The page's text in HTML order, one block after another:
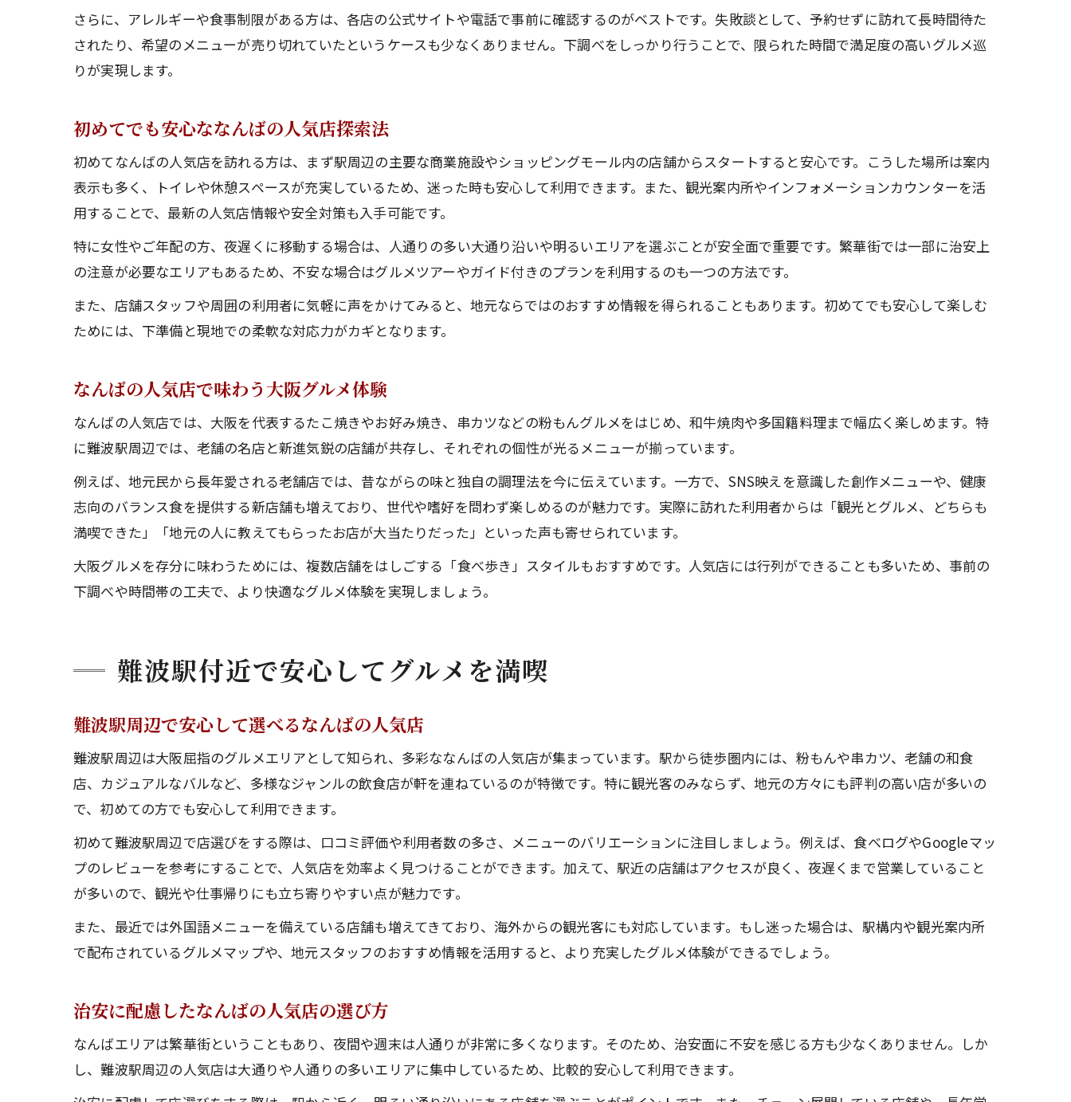
実体験でわかるなんばの人気店の魅力とは
地元評価が高いなんばの人気店の特徴分析
さらに、アレルギーや食事制限がある方は、各店の公式サイトや電話で事前に確認するのがベストです。失敗談として、予約せずに訪れて長時間待た
されたり、希望のメニューが売り切れていたというケースも少なくありません。下調べをしっかり行うことで、限られた時間で満足度の高いグルメ巡
りが実現します。
初めてでも安心ななんばの人気店探索法
初めてなんばの人気店を訪れる方は、まず駅周辺の主要な商業施設やショッピングモール内の店舗からスタートすると安心です。こうした場所は案内
表示も多く、トイレや休憩スペースが充実しているため、迷った時も安心して利用できます。また、観光案内所やインフォメーションカウンターを活
用することで、最新の人気店情報や安全対策も入手可能です。
特に女性やご年配の方、夜遅くに移動する場合は、人通りの多い大通り沿いや明るいエリアを選ぶことが安全面で重要です。繁華街では一部に治安上
の注意が必要なエリアもあるため、不安な場合はグルメツアーやガイド付きのプランを利用するのも一つの方法です。
また、店舗スタッフや周囲の利用者に気軽に声をかけてみると、地元ならではのおすすめ情報を得られることもあります。初めてでも安心して楽しむ
ためには、下準備と現地での柔軟な対応力がカギとなります。
なんばの人気店で味わう大阪グルメ体験
なんばの人気店では、大阪を代表するたこ焼きやお好み焼き、串カツなどの粉もんグルメをはじめ、和牛焼肉や多国籍料理まで幅広く楽しめます。特
に難波駅周辺では、老舗の名店と新進気鋭の店舗が共存し、それぞれの個性が光るメニューが揃っています。
例えば、地元民から長年愛される老舗店では、昔ながらの味と独自の調理法を今に伝えています。一方で、SNS映えを意識した創作メニューや、健康
志向のバランス食を提供する新店舗も増えており、世代や嗜好を問わず楽しめるのが魅力です。実際に訪れた利用者からは「観光とグルメ、どちらも
満喫できた」「地元の人に教えてもらったお店が大当たりだった」といった声も寄せられています。
大阪グルメを存分に味わうためには、複数店舗をはしごする「食べ歩き」スタイルもおすすめです。人気店には行列ができることも多いため、事前の
下調べや時間帯の工夫で、より快適なグルメ体験を実現しましょう。
難波駅付近で安心してグルメを満喫
難波駅周辺で安心して選べるなんばの人気店
難波駅周辺は大阪屈指のグルメエリアとして知られ、多彩ななんばの人気店が集まっています。駅から徒歩圏内には、粉もんや串カツ、老舗の和食
店、カジュアルなバルなど、多様なジャンルの飲食店が軒を連ねているのが特徴です。特に観光客のみならず、地元の方々にも評判の高い店が多いの
で、初めての方でも安心して利用できます。
初めて難波駅周辺で店選びをする際は、口コミ評価や利用者数の多さ、メニューのバリエーションに注目しましょう。例えば、食べログやGoogleマッ
プのレビューを参考にすることで、人気店を効率よく見つけることができます。加えて、駅近の店舗はアクセスが良く、夜遅くまで営業していること
が多いので、観光や仕事帰りにも立ち寄りやすい点が魅力です。
また、最近では外国語メニューを備えている店舗も増えてきており、海外からの観光客にも対応しています。もし迷った場合は、駅構内や観光案内所
で配布されているグルメマップや、地元スタッフのおすすめ情報を活用すると、より充実したグルメ体験ができるでしょう。
治安に配慮したなんばの人気店の選び方
なんばエリアは繁華街ということもあり、夜間や週末は人通りが非常に多くなります。そのため、治安面に不安を感じる方も少なくありません。しか
し、難波駅周辺の人気店は大通りや人通りの多いエリアに集中しているため、比較的安心して利用できます。